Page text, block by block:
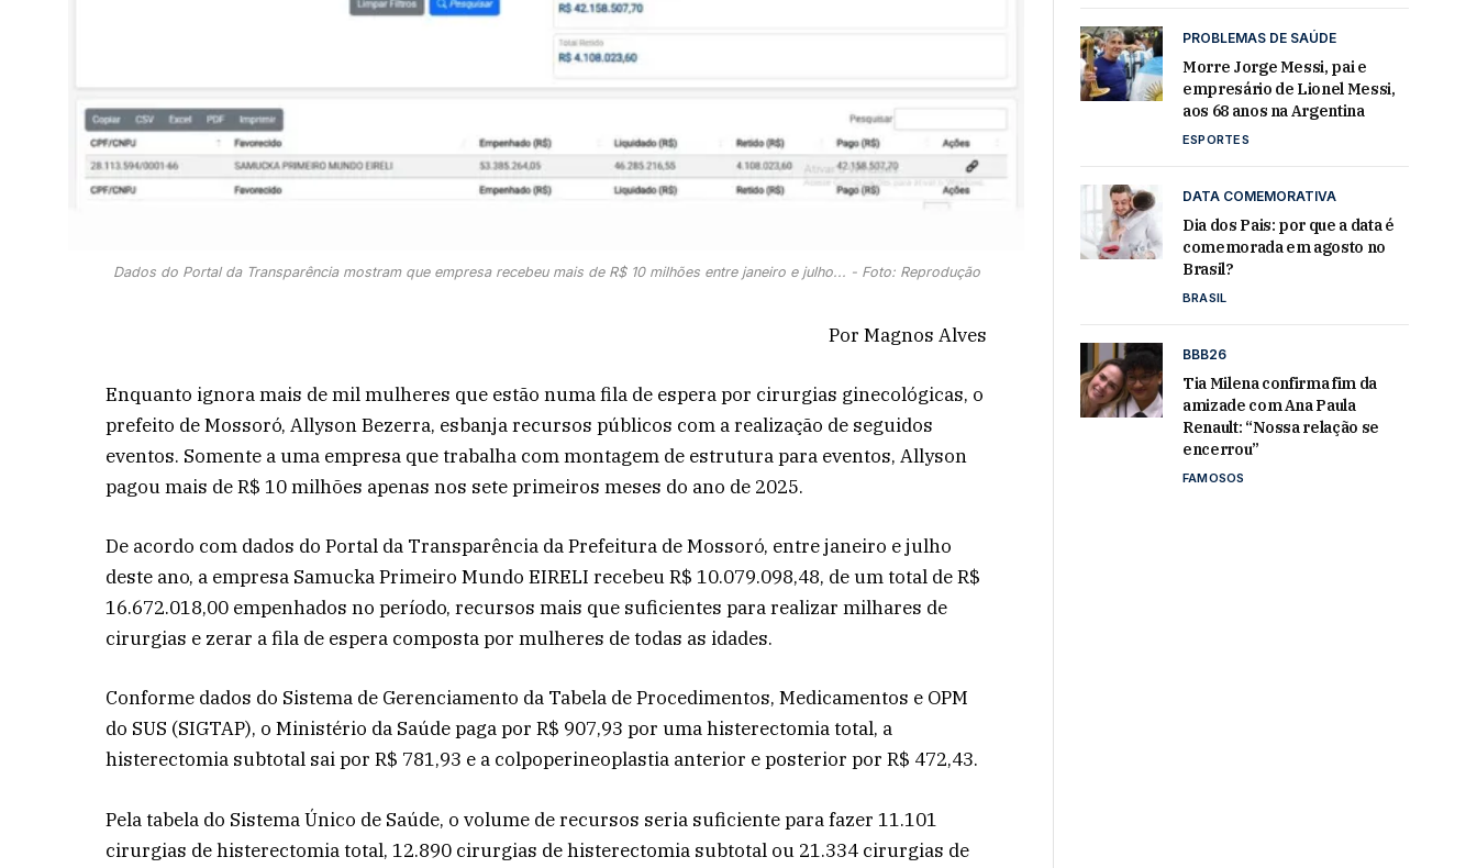
Dados do Portal da Transparência mostram que empresa recebeu mais de R$ 10 milhões entre janeiro e julho... - Foto: Reprodução
Por Magnos Alves
Enquanto ignora mais de mil mulheres que estão numa fila de espera por cirurgias ginecológicas, o
prefeito de Mossoró, Allyson Bezerra, esbanja recursos públicos com a realização de seguidos
eventos. Somente a uma empresa que trabalha com montagem de estrutura para eventos, Allyson
pagou mais de R$ 10 milhões apenas nos sete primeiros meses do ano de 2025.
De acordo com dados do Portal da Transparência da Prefeitura de Mossoró, entre janeiro e julho
deste ano, a empresa Samucka Primeiro Mundo EIRELI recebeu R$ 10.079.098,48, de um total de R$
16.672.018,00 empenhados no período, recursos mais que suficientes para realizar milhares de
cirurgias e zerar a fila de espera composta por mulheres de todas as idades.
Conforme dados do Sistema de Gerenciamento da Tabela de Procedimentos, Medicamentos e OPM
do SUS (SIGTAP), o Ministério da Saúde paga por R$ 907,93 por uma histerectomia total, a
histerectomia subtotal sai por R$ 781,93 e a colpoperineoplastia anterior e posterior por R$ 472,43.
Pela tabela do Sistema Único de Saúde, o volume de recursos seria suficiente para fazer 11.101
cirurgias de histerectomia total, 12.890 cirurgias de histerectomia subtotal ou 21.334 cirurgias de
PROBLEMAS DE SAÚDE
Morre Jorge Messi, pai e
empresário de Lionel Messi,
aos 68 anos na Argentina
ESPORTES
DATA COMEMORATIVA
Dia dos Pais: por que a data é
comemorada em agosto no
Brasil?
BRASIL
BBB26
Tia Milena confirma fim da
amizade com Ana Paula
Renault: “Nossa relação se
encerrou”
FAMOSOS